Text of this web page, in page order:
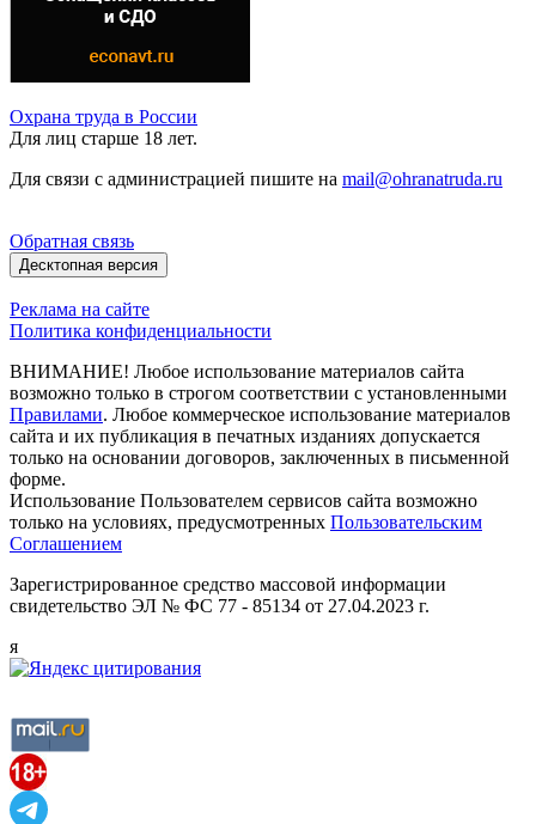
Охрана труда в России
Для лиц старше 18 лет.
Для связи с администрацией пишите на mail@ohranatruda.ru
Обратная связь
Десктопная версия
Реклама на сайте
Политика конфиденциальности
ВНИМАНИЕ! Любое использование материалов сайта
возможно только в строгом соответствии с установленными
Правилами. Любое коммерческое использование материалов
сайта и их публикация в печатных изданиях допускается
только на основании договоров, заключенных в письменной
форме.
Использование Пользователем сервисов сайта возможно
только на условиях, предусмотренных Пользовательским
Соглашением
Зарегистрированное средство массовой информации
свидетельство ЭЛ № ФС 77 - 85134 от 27.04.2023 г.
я